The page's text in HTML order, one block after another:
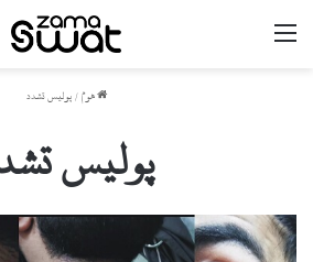
ھوم / پولیس تشدد
پولیس